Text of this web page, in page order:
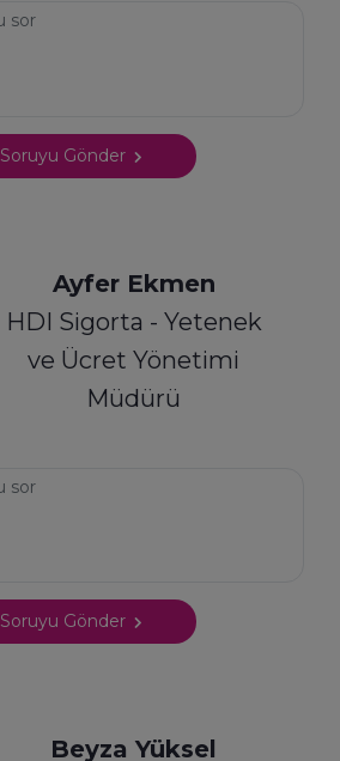
Soruyu Gönder
Ayfer Ekmen
HDI Sigorta - Yetenek
ve Ücret Yönetimi
Müdürü
Soruyu Gönder
Beyza Yüksel